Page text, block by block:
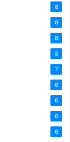
8
8
8
8
7
6
6
6
6